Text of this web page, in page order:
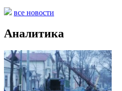
все новости
Аналитика